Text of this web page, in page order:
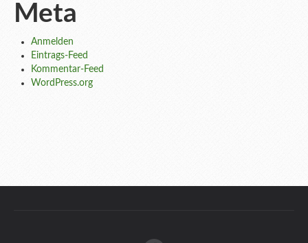
Meta
Anmelden
Eintrags-Feed
Kommentar-Feed
WordPress.org